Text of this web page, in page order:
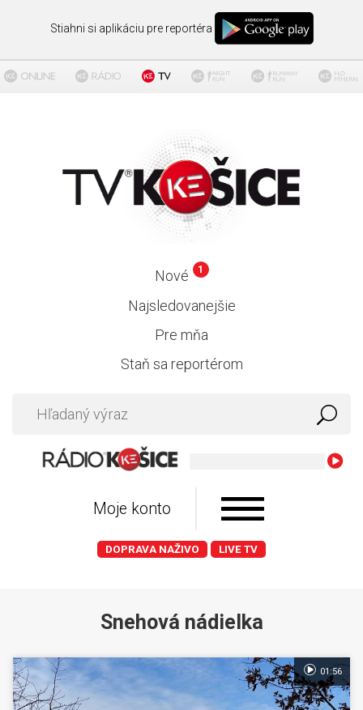
Stiahni si aplikáciu pre reportéra
Nové 1
Najsledovanejšie
Pre mňa
Staň sa reportérom
Moje konto
DOPRAVA NAŽIVO LIVE TV
Snehová nádielka
01:56